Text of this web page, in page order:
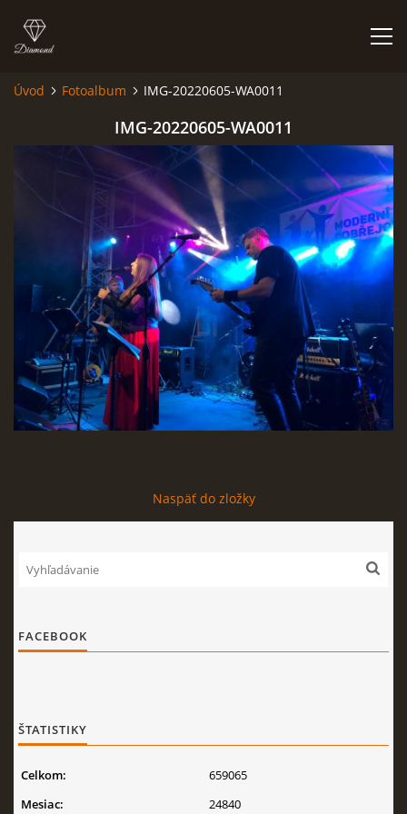
Kapela BUMERANG
Poříčany okr. Kolín
+420 724 629 042
kapelabumerang@gmail.com
© 2026 eStránky.cz |Tisk Hore ↑
Úvod Fotoalbum IMG-20220605-WA0011
IMG-20220605-WA0011
Naspäť do zložky
FACEBOOK
ŠTATISTIKY
Celkom:
659065
Mesiac:
24840